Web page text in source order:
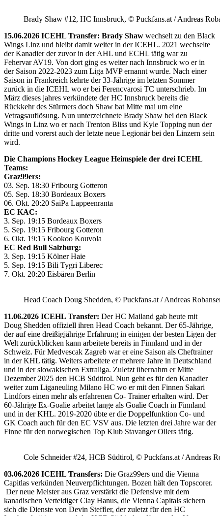
Brady Shaw #12, HC Innsbruck, © Puckfans.at / Andreas
15.06.2026 ICEHL Transfer: Brady Shaw wechselt zu den Black
Wings Linz und bleibt damit weiter in der ICEHL. 2021 wechselte
der Kanadier der zuvor in der AHL und ECHL tätig war zu
Fehervar AV19. Von dort ging es weiter nach Innsbruck wo er in
der Saison 2022-2023 zum Liga MVP ernannt wurde. Nach einer
Saison in Frankreich kehrte der 33-Jährige im letzten Sommer
zurück in die ICEHL wo er bei Ferencvarosi TC unterschrieb. Im
März dieses jahres verkündete der HC Innsbruck bereits die
Rückkehr des Stürmers doch Shaw bat Mitte mai um eine
Vetragsauflösung. Nun unterzeichnete Brady Shaw bei den Black
Wings in Linz wo er nach Trenton Bliss und Kyle Topping nun der
dritte und vorerst auch der letzte neue Legionär bei den Linzern sein
wird.
Die Champions Hockey League Heimspiele der drei ICEHL
Teams:
Graz99ers:
03. Sep. 18:30 Fribourg Gotteron
05. Sep. 18:30 Bordeaux Boxers
06. Okt. 20:20 SaiPa Lappeenranta
EC KAC:
3. Sep. 19:15 Bordeaux Boxers
5. Sep. 19:15 Fribourg Gotteron
6. Okt. 19:15 Kookoo Kouvola
EC Red Bull Salzburg:
3. Sep. 19:15 Kölner Haie
5. Sep. 19:15 Bili Tygri Liberec
7. Okt. 20:20 Eisbären Berlin
Head Coach Doug Shedden, © Puckfans.at / Andreas
11.06.2026 ICEHL Transfer: Der HC Mailand gab heute mit
Doug Shedden offiziell ihren Head Coach bekannt. Der 65-Jährige,
der auf eine dreißigjährige Erfahrung in einigen der besten Ligen der
Welt zurückblicken kann arbeitete bereits in Finnland und in der
Schweiz. Für Medvescak Zagreb war er eine Saison als Cheftrainer
in der KHL tätig. Weiters arbeitete er mehrere Jahre in Deutschland
und in der slowakischen Extraliga. Zuletzt übernahm er Mitte
Dezember 2025 den HCB Südtirol. Nun geht es für den Kanadier
weiter zum Liganeuling Milano HC wo er mit den Finnen Sakari
Lindfors einen mehr als erfahrenen Co- Trainer erhalten wird. Der
60-Jährige Ex-Goalie arbeitet lange als Goalie Coach in Finnland
und in der KHL. 2019-2020 übte er die Doppelfunktion Co- und
GK Coach auch für den EC VSV aus. Die letzten drei Jahre war der
Finne für den norwegischen Top Klub Stavanger Oilers tätig.
Cole Schneider #24, HCB Südtirol, © Puckfans.at / Andreas
03.06.2026 ICEHL Transfers: Die Graz99ers und die Vienna
Capitlas verkünden Neuverpflichtungen. Bozen hält den Topscorer.
Der neue Meister aus Graz verstärkt die Defensive mit dem
kanadischen Verteidiger Clay Hanus, die Vienna Capitals sichern
sich die Dienste von Devin Steffler, der zuletzt für den HC